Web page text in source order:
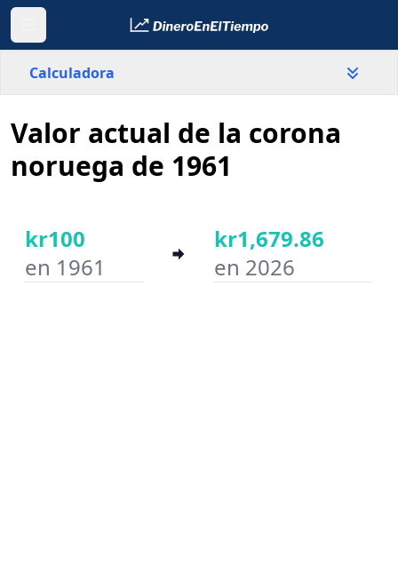
Calculadora
País
Año inicial
Valor actual de la corona
noruega de 1961
kr100
en 1961
kr1,679.86
en 2026